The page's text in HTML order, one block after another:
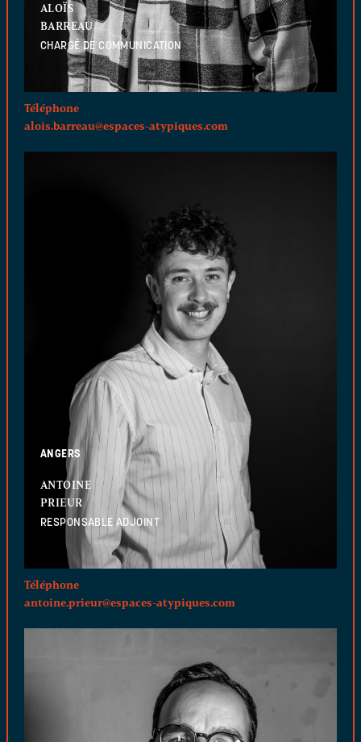
ALOÏS
BARREAU
CHARGÉ DE COMMUNICATION
Téléphone
alois.barreau@espaces-atypiques.com
ANGERS
ANTOINE
PRIEUR
RESPONSABLE ADJOINT
Téléphone
antoine.prieur@espaces-atypiques.com